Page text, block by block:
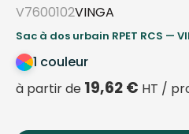
V7600102VINGA
Sac à dos urbain RPET RCS —
1 couleur
à partir de 19,62€ HT /